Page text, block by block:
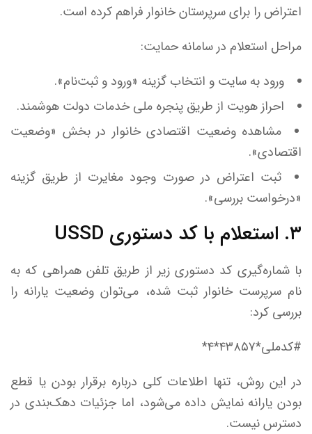
اعتراض را برای سرپرستان خانوار فراهم کرده است.
مراحل استعلام در سامانه حمایت:
ورود به سایت و انتخاب گزینه «ورود و ثبت‌نام».
احراز هویت از طریق پنجره ملی خدمات دولت هوشمند.
مشاهده وضعیت اقتصادی خانوار در بخش «وضعیت
اقتصادی».
ثبت اعتراض در صورت وجود مغایرت از طریق گزینه
«درخواست بررسی».
۳. استعلام با کد دستوری USSD
با شماره‌گیری کد دستوری زیر از طریق تلفن همراهی که به
نام سرپرست خانوار ثبت شده، می‌توان وضعیت یارانه را
بررسی کرد:
#کدملی*۴۳۸۵۷*۴*
در این روش، تنها اطلاعات کلی درباره برقرار بودن یا قطع
بودن یارانه نمایش داده می‌شود، اما جزئیات دهک‌بندی در
دسترس نیست.